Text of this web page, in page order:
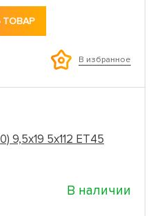
ТОВАР
В избранное
9,5x19 5x112 ET45
В наличии